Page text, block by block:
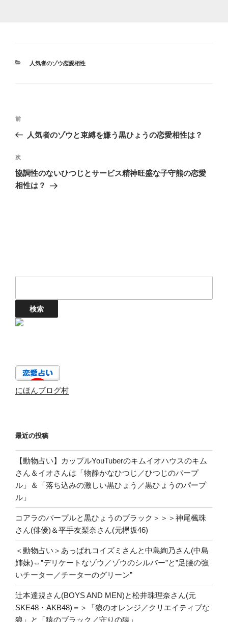
カ
人気者のゾウ恋愛相性
投
ビ
ゲ
ー
前
の
稿
前
人気者のゾウと束縛を嫌う黒ひょうの恋愛相性は？
次
の
投
次
協調性のないひつじとサービス精神旺盛な子守熊の恋愛
相性は？
にほんブログ村
最近の投稿
【動物占い】カップルYouTuberのキムイオハウスのキム
さん＆イオさんは「物静かなひつじ／ひつじのパープ
ル」＆「落ち込みの激しい黒ひょう／黒ひょうのパープ
ル」
コアラのパープルと黒ひょうのブラック＞＞＞神尾楓珠
さん(俳優)＆平手友梨奈さん(元欅坂46)
＜動物占い＞あっぱれコイズミさんと中島絢乃さん(中島
姉妹)⇔”デリケートなゾウ／ゾウのシルバー”と”足腰の強
いチーター／チーターのグリーン”
辻本達規さん(BOYS AND MEN)と松井珠理奈さん(元
SKE48・AKB48)＝＞「狼のオレンジ／クリエイティブな
狼」と「猿のブラック／守りの猿」